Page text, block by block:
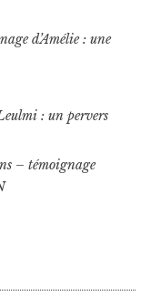
d’Amélie : une
: un pervers
– témoignage